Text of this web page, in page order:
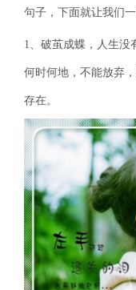
句子，下面就让我们
1、破茧成蝶，人生没
何时何地，不能放弃
存在。